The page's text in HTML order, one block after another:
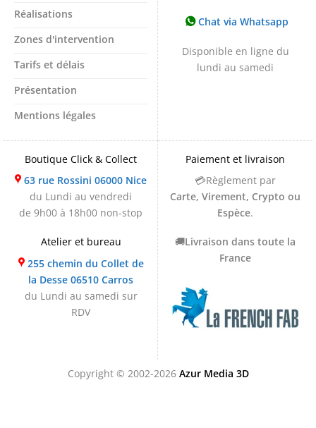
Réalisations
Zones d'intervention
Tarifs et délais
Présentation
Mentions légales
Chat via Whatsapp
Disponible en ligne du
lundi au samedi
Boutique Click & Collect
63 rue Rossini 06000 Nice
du Lundi au vendredi
de 9h00 à 18h00 non-stop
Atelier et bureau
255 chemin du Collet de
la Desse 06510 Carros
du Lundi au samedi sur
RDV
Paiement et livraison
💳Règlement par
Carte, Virement, Crypto ou
Espèce.
🚚Livraison dans toute la
France
Copyright © 2002-2026 Azur Media 3D